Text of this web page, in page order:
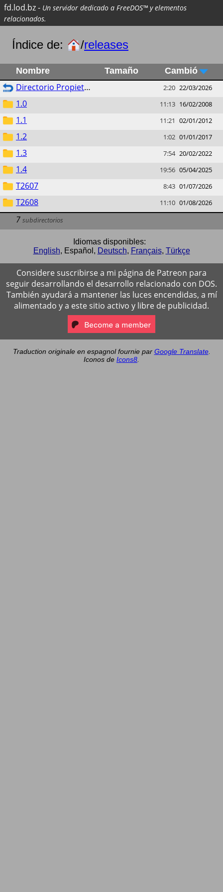
fd.lod.bz- Un servidor dedicado a FreeDOS™ y elementos
relacionados.
Índice de: /releases
Nombre Tamaño Cambió
Directorio Propietario 2:20 22/03/2026
1.0 11:13 16/02/2008
1.1 11:21 02/01/2012
1.2 1:02 01/01/2017
1.3 7:54 20/02/2022
1.4 19:56 05/04/2025
T2607 8:43 01/07/2026
T2608 11:10 01/08/2026
7 subdirectorios
Idiomas disponibles:
English, Español , Deutsch, Français, Türkçe
Considere suscribirse a mi página de Patreon para
seguir desarrollando el desarrollo relacionado con DOS.
También ayudará a mantener las luces encendidas, a mí
alimentado y a este sitio activo y libre de publicidad.
Traduction originale en espagnol fournie par Google Translate.
Iconos de Icons8